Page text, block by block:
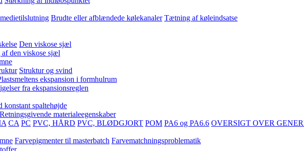
Brudte eller afblændede kølekanaler Tætning af køleindsatse
Den viskose sjæl
den viskose sjæl
Struktur og svind
ekspansion i formhulrum
fra ekspansionsreglen
spaltehøjde
Retningsgivende materialeegenskaber
CA PC PVC, HÅRD PVC, BLØDGJORT POM PA6 og PA6.6 OVERSIGT OVER
Farvepigmenter til masterbatch Farvematchningsproblematik